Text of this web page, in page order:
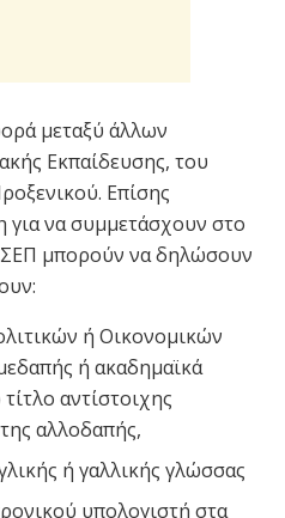
μεταξύ άλλων
Εκπαίδευσης, του
Επίσης
για να συμμετάσχουν στο
μπορούν να δηλώσουν
ή Οικονομικών
ή ακαδημαϊκά
αντίστοιχης
αλλοδαπής,
ή γαλλικής γλώσσας
υπολογιστή στα